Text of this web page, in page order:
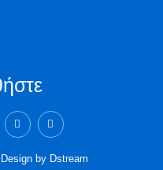
by Dstream